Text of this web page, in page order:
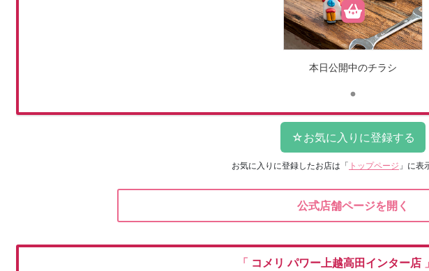
本日公開中のチラシ
お気に入りに登録したお店は 「 トップページ 」に表
公式店舗ページを開く
「 コメリパワー上越高田インター店